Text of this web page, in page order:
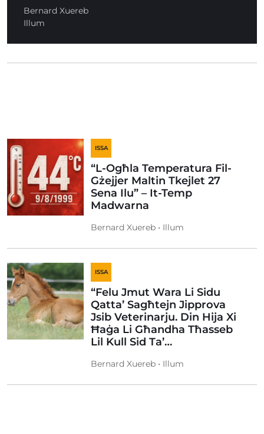
Bernard Xuereb
Illum
ISSA
“L-Ogħla Temperatura Fil-
Gżejjer Maltin Tkejlet 27
Sena Ilu” – It-Temp
Madwarna
Bernard Xuereb • Illum
ISSA
“Felu Jmut Wara Li Sidu
Qatta’ Sagħtejn Jipprova
Jsib Veterinarju. Din Hija Xi
Ħaġa Li Għandha Tħasseb
Lil Kull Sid Ta’…
Bernard Xuereb • Illum